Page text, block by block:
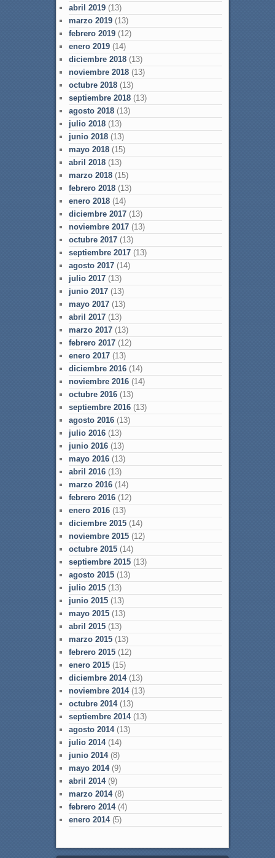
abril 2019(13)
marzo 2019(13)
febrero 2019(12)
enero 2019(14)
diciembre 2018(13)
noviembre 2018(13)
octubre 2018(13)
septiembre 2018(13)
agosto 2018(13)
julio 2018(13)
junio 2018(13)
mayo 2018(15)
abril 2018(13)
marzo 2018(15)
febrero 2018(13)
enero 2018(14)
diciembre 2017(13)
noviembre 2017(13)
octubre 2017(13)
septiembre 2017(13)
agosto 2017(14)
julio 2017(13)
junio 2017(13)
mayo 2017(13)
abril 2017(13)
marzo 2017(13)
febrero 2017(12)
enero 2017(13)
diciembre 2016(14)
noviembre 2016(14)
octubre 2016(13)
septiembre 2016(13)
agosto 2016(13)
julio 2016(13)
junio 2016(13)
mayo 2016(13)
abril 2016(13)
marzo 2016(14)
febrero 2016(12)
enero 2016(13)
diciembre 2015(14)
noviembre 2015(12)
octubre 2015(14)
septiembre 2015(13)
agosto 2015(13)
julio 2015(13)
junio 2015(13)
mayo 2015(13)
abril 2015(13)
marzo 2015(13)
febrero 2015(12)
enero 2015(15)
diciembre 2014(13)
noviembre 2014(13)
octubre 2014(13)
septiembre 2014(13)
agosto 2014(13)
julio 2014(14)
junio 2014(8)
mayo 2014(9)
abril 2014(9)
marzo 2014(8)
febrero 2014(4)
enero 2014(5)